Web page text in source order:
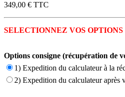
349,00 € TTC
SELECTIONNEZ VOS OPTIONS
Options consigne (récupération de
1) Expedition du calculateur à la
2) Expedition du calculateur après